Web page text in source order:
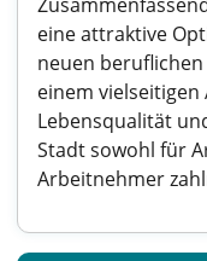
eine attraktive
neuen
einem
Lebensqualität
Stadt sowohl für
Arbeitnehmer